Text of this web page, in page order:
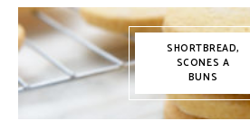
SHORTBREAD,
SCONES A
BUNS